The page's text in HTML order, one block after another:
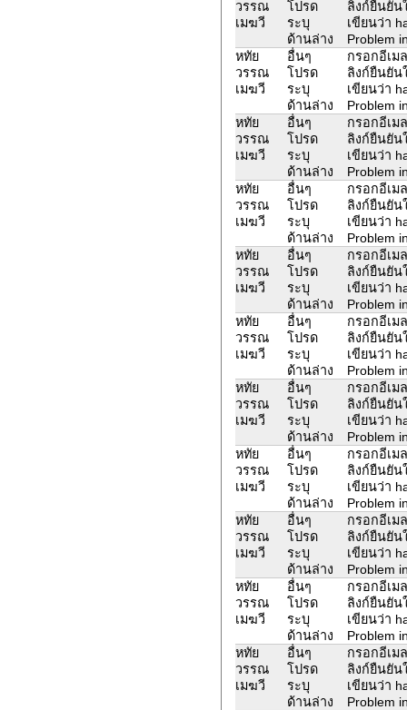
วรรณ
เมฆวี
โปรด
ระบุ
ด้านล่าง
ลิงก์ยืนยัน
เขียนว่า
Problem
หทัย
วรรณ
เมฆวี
อื่นๆ
โปรด
ระบุ
ด้านล่าง
กรอกอีเม
ลิงก์ยืนยัน
เขียนว่า
Problem
หทัย
วรรณ
เมฆวี
อื่นๆ
โปรด
ระบุ
ด้านล่าง
กรอกอีเม
ลิงก์ยืนยัน
เขียนว่า
Problem
หทัย
วรรณ
เมฆวี
อื่นๆ
โปรด
ระบุ
ด้านล่าง
กรอกอีเม
ลิงก์ยืนยัน
เขียนว่า
Problem
หทัย
วรรณ
เมฆวี
อื่นๆ
โปรด
ระบุ
ด้านล่าง
กรอกอีเม
ลิงก์ยืนยัน
เขียนว่า
Problem
หทัย
วรรณ
เมฆวี
อื่นๆ
โปรด
ระบุ
ด้านล่าง
กรอกอีเม
ลิงก์ยืนยัน
เขียนว่า
Problem
หทัย
วรรณ
เมฆวี
อื่นๆ
โปรด
ระบุ
ด้านล่าง
กรอกอีเม
ลิงก์ยืนยัน
เขียนว่า
Problem
หทัย
วรรณ
เมฆวี
อื่นๆ
โปรด
ระบุ
ด้านล่าง
กรอกอีเม
ลิงก์ยืนยัน
เขียนว่า
Problem
หทัย
วรรณ
เมฆวี
อื่นๆ
โปรด
ระบุ
ด้านล่าง
กรอกอีเม
ลิงก์ยืนยัน
เขียนว่า
Problem
หทัย
วรรณ
เมฆวี
อื่นๆ
โปรด
ระบุ
ด้านล่าง
กรอกอีเม
ลิงก์ยืนยัน
เขียนว่า
Problem
หทัย
วรรณ
เมฆวี
อื่นๆ
โปรด
ระบุ
ด้านล่าง
กรอกอีเม
ลิงก์ยืนยัน
เขียนว่า
Problem